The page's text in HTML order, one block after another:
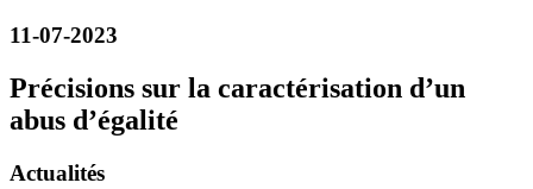
11-07-2023
Précisions sur la caractérisation d’un
abus d’égalité
Actualités